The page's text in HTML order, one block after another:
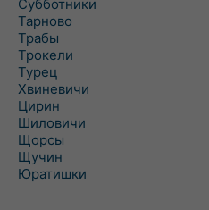
Субботники
Тарново
Трабы
Трокели
Турец
Хвиневичи
Цирин
Шиловичи
Щорсы
Щучин
Юратишки